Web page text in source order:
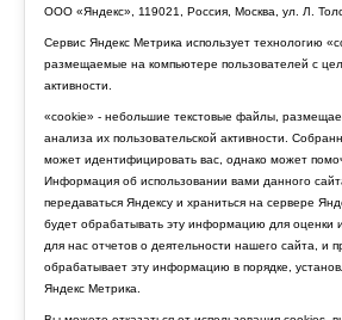
ООО «Яндекс», 119021, Россия, Москва, ул. Л.
Сервис Яндекс Метрика использует технологию
размещаемые на компьютере пользователей с
активности.
«cookie» - небольшие текстовые файлы,
анализа их пользовательской активности.
может идентифицировать вас, однако может
Информация об использовании вами данного
передаваться Яндексу и храниться на сервере
будет обрабатывать эту информацию для оценки
для нас отчетов о деятельности нашего сайта, и
обрабатывает эту информацию в порядке,
Яндекс Метрика.